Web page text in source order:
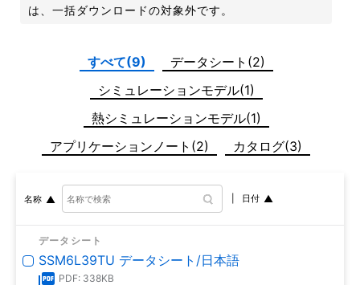
は、一括ダウンロードの対象外です。
すべて(9)
データシート(2)
シミュレーションモデル(1)
熱シミュレーションモデル(1)
アプリケーションノート(2)
カタログ(3)
名称 日付
データシート
SSM6L39TU データシート/日本語
PDF: 338KB